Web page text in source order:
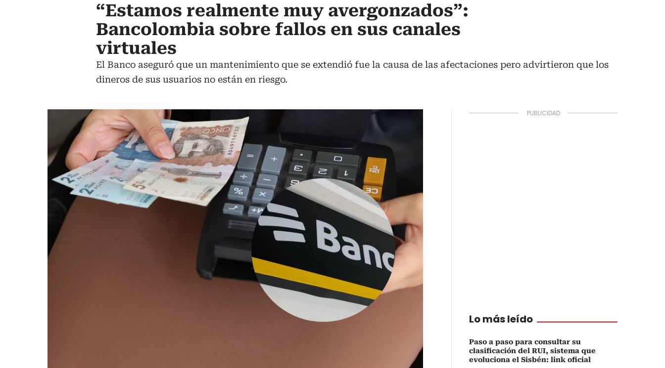
“Estamos realmente muy avergonzados”:
Bancolombia sobre fallos en sus canales
virtuales
El Banco aseguró que un mantenimiento que se extendió fue la causa de las afectaciones pero advirtieron que los
dineros de sus usuarios no están en riesgo.
Lo más leído
Paso a paso para consultar su
clasificación del RUI, sistema que
evoluciona el Sisbén: link oficial